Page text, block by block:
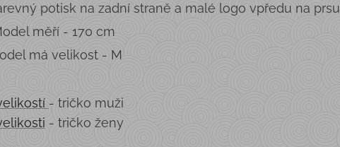
potisk na zadní straně a malé logo vpředu na prsu
měří - 170 cm
má velikost - M
- tričko muži
- tričko ženy